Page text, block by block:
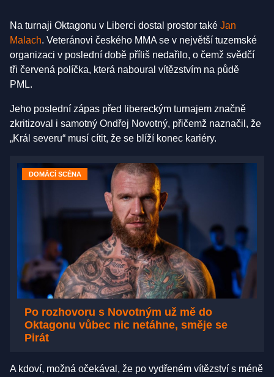
Na turnaji Oktagonu v Liberci dostal prostor také Jan
Malach. Veteránovi českého MMA se v největší tuzemské
organizaci v poslední době příliš nedařilo, o čemž svědčí
tři červená políčka, která naboural vítězstvím na půdě
PML.
Jeho poslední zápas před libereckým turnajem značně
zkritizoval i samotný Ondřej Novotný, přičemž naznačil, že
„Král severu“ musí cítit, že se blíží konec kariéry.
DOMÁCÍ SCÉNA
Po rozhovoru s Novotným už mě do
Oktagonu vůbec nic netáhne, směje se
Pirát
A kdoví, možná očekával, že po vydřeném vítězství s méně